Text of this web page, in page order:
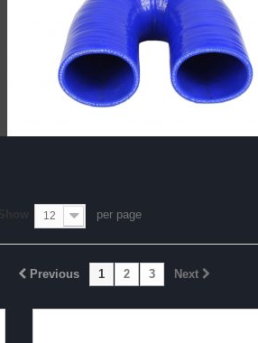
12 per page
Previous 1 2 3 Next